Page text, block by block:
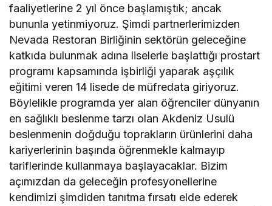
faaliyetlerine 2 yıl önce başlamıştık; ancak
bununla yetinmiyoruz. Şimdi partnerlerimizden
Nevada Restoran Birliğinin sektörün geleceğine
katkıda bulunmak adına liselerle başlattığı prostart
programı kapsamında işbirliği yaparak aşçılık
eğitimi veren 14 lisede de müfredata giriyoruz.
Böylelikle programda yer alan öğrenciler dünyanın
en sağlıklı beslenme tarzı olan Akdeniz Usulü
beslenmenin doğduğu toprakların ürünlerini daha
kariyerlerinin başında öğrenmekle kalmayıp
tariflerinde kullanmaya başlayacaklar. Bizim
açımızdan da geleceğin profesyonellerine
kendimizi şimdiden tanıtma fırsatı elde ederek